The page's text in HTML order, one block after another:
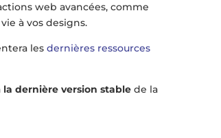
web avancées, comme
à vos designs.
lesdernières ressources
la dernière version stable de la